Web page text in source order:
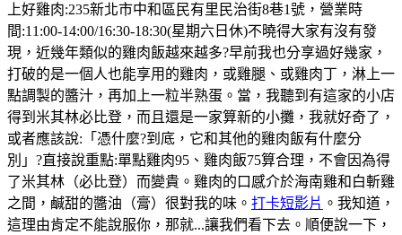
上好雞肉:235新北市中和區民有里民治街8巷1號，營業時
間:11:00-14:00/16:30-18:30(星期六日休)不曉得大家有沒有發
現，近幾年類似的雞肉飯越來越多?早前我也分享過好幾家，
打破的是一個人也能享用的雞肉，或雞腿、或雞肉丁，淋上一
點調製的醬汁，再加上一粒半熟蛋。當，我聽到有這家的小店
得到米其林必比登，而且還是一家算新的小攤，我就好奇了，
或者應該說:「憑什麼?到底，它和其他的雞肉飯有什麼分
別」?直接說重點:單點雞肉95、雞肉飯75算合理，不會因為得
了米其林（必比登）而變貴。雞肉的口感介於海南雞和白斬雞
之間，鹹甜的醬油（膏）很對我的味。 打卡短影片 。我知道，
這理由肯定不能說服你，那就...讓我們看下去。順便說一下，